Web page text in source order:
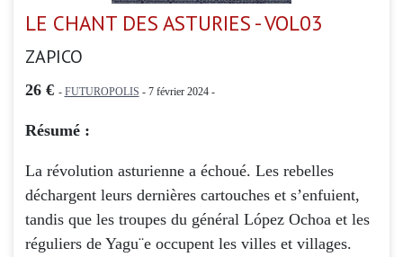
LE CHANT DES ASTURIES - VOL03
ZAPICO
26 € - FUTUROPOLIS - 7 février 2024 -
Résumé :
La révolution asturienne a échoué. Les rebelles
déchargent leurs dernières cartouches et s’enfuient,
tandis que les troupes du général López Ochoa et les
réguliers de Yagu¨e occupent les villes et villages.